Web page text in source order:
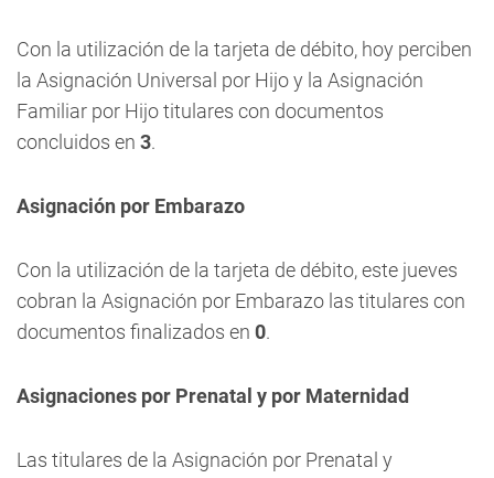
Con la utilización de la tarjeta de débito, hoy perciben
la Asignación Universal por Hijo y la Asignación
Familiar por Hijo titulares con documentos
concluidos en 3.
Asignación por Embarazo
Con la utilización de la tarjeta de débito, este jueves
cobran la Asignación por Embarazo las titulares con
documentos finalizados en 0.
Asignaciones por Prenatal y por Maternidad
Las titulares de la Asignación por Prenatal y